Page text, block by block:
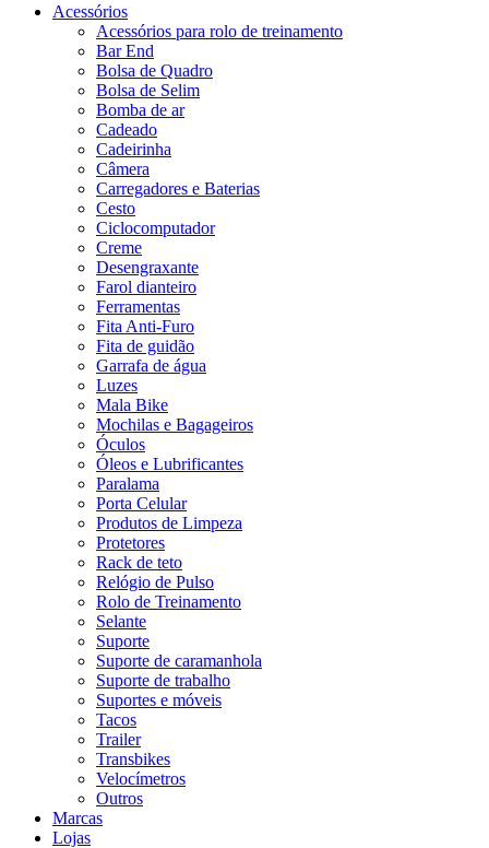
Acessórios
Acessórios para rolo de treinamento
Bar End
Bolsa de Quadro
Bolsa de Selim
Bomba de ar
Cadeado
Cadeirinha
Câmera
Carregadores e Baterias
Cesto
Ciclocomputador
Creme
Desengraxante
Farol dianteiro
Ferramentas
Fita Anti-Furo
Fita de guidão
Garrafa de água
Luzes
Mala Bike
Mochilas e Bagageiros
Óculos
Óleos e Lubrificantes
Paralama
Porta Celular
Produtos de Limpeza
Protetores
Rack de teto
Relógio de Pulso
Rolo de Treinamento
Selante
Suporte
Suporte de caramanhola
Suporte de trabalho
Suportes e móveis
Tacos
Trailer
Transbikes
Velocímetros
Outros
Marcas
Lojas